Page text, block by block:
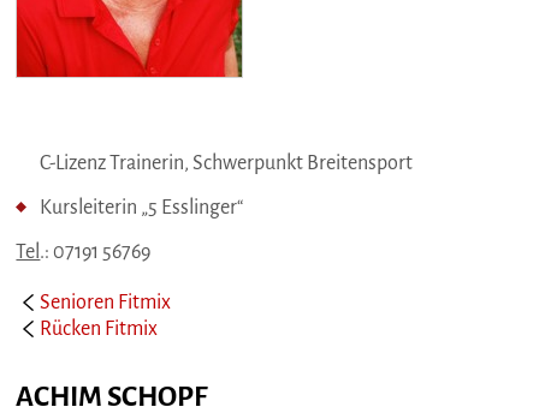
C-Lizenz Trainerin, Schwerpunkt Breitensport
Kursleiterin „5 Esslinger“
Tel .: 07191 56769
Senioren Fitmix
Rücken Fitmix
ACHIM SCHOPF